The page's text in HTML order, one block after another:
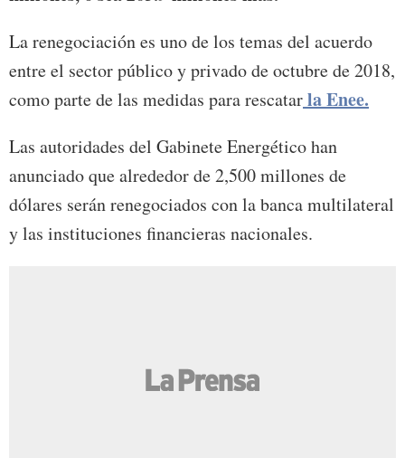
La renegociación es uno de los temas del acuerdo
entre el sector público y privado de octubre de 2018,
como parte de las medidas para rescatarla Enee.
Las autoridades del Gabinete Energético han
anunciado que alrededor de 2,500 millones de
dólares serán renegociados con la banca multilateral
y las instituciones financieras nacionales.